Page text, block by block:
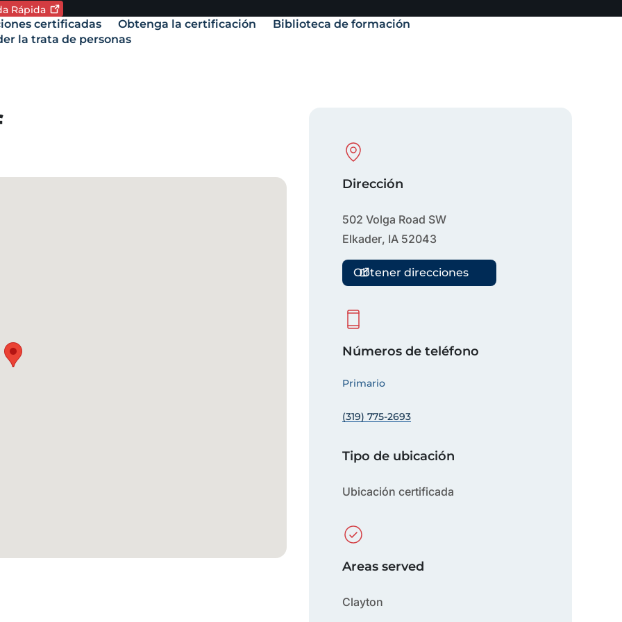
Idioma actual:
Rápida
certificadas Obtenga la certificación
Biblioteca de formación
la trata de personas
Physical Location
Dirección
502 Volga Road SW
Elkader, IA 52043
Obtener direcciones
Números de teléfono
Primario
(319) 775-2693
Tipo de ubicación
Ubicación certificada
Areas served
Clayton